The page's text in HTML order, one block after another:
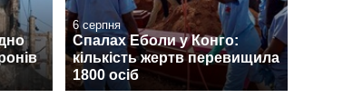
6 серпня
Спалах Еболи у Конго:
кількість жертв перевищила
1800 осіб